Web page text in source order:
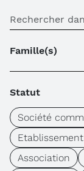
Famille(s)
Statut
Société
Association